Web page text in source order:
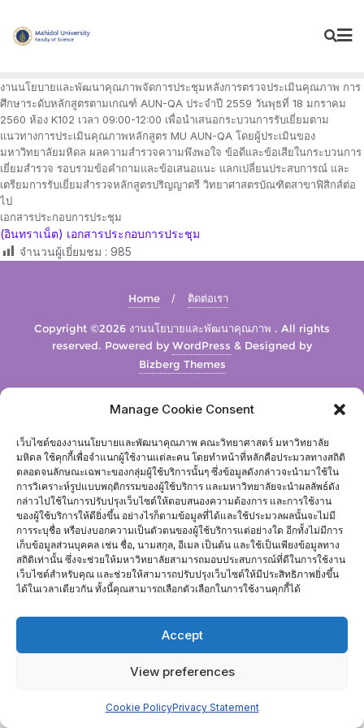
Manage Cookie Consent
เว็บไซต์ของงานนโยบายและพัฒนาคุณภาพ คณะวิทยาศาสตร์ มหาวิทยาลัย
มหิดล ใช้คุกกี้เพื่อจำแนกผู้ใช้งานแต่ละคน โดยทำหน้าที่หลักคือประมวลทางสถิติ
ตลอดจนลักษณะเฉพาะของกลุ่มผู้ใช้บริการนั้นๆ ซึ่งข้อมูลดังกล่าวจะนำมาใช้ใน
การวิเคราะห์รูปแบบพฤติกรรมของผู้ใช้บริการ และมหาวิทยาลัยจะนำผลลัพธ์ดัง
กล่าวไปใช้ในการปรับปรุงเว็บไซต์ให้ตอบสนองความต้องการ และการใช้งาน
ของผู้ใช้บริการให้ดียิ่งขึ้น อย่างไรก็ตามข้อมูลที่ได้และใช้ประมวลผลนั้นจะไม่มี
การระบุชื่อ หรือบ่งบอกความเป็นตัวตนของผู้ใช้บริการแต่อย่างใด อีกทั้งไม่มีการ
เก็บข้อมูลส่วนบุคคล เช่น ชื่อ, นามสกุล, อีเมล เป็นต้น และใช้เป็นเพียงข้อมูลทาง
สถิติเท่านั้น ซึ่งจะช่วยให้มหาวิทยาลัยสามารถมอบประสบการณ์ที่ดีในการใช้งาน
เว็บไซต์สำหรับคุณ และช่วยให้สามารถปรับปรุงเว็บไซต์ให้มีประสิทธิภาพยิ่งขึ้น
ได้ในเวลาเดียวกัน ทั้งนี้คุณสามารถเลือกตัวเลือกในการใช้งานคุกกี้ได้
Accept
View preferences
Cookie PolicyPrivacy Statement
content
งานนโยบายและพัฒนาคุณภาพจัดการประชุมหลังการตรวจประเมินคุณภาพ การ
ศึกษาระดับหลักสูตรตามเกณฑ์ AUN-QA ประจำปี 2559 วันพุธที่ 18 มกราคม
2560 ห้อง K102 เวลา 09:00-12:00 เพื่อนำเสนอกระบวนการรับเยี่ยมตาม
แนวทางการประเมินคุณภาพหลักสูตร MU AUN-QA โดยผู้ประเมินของ
มหาวิทยาลัยมหิดล ผลความสำรวจความพึงพอใจ ข้อดีและข้อเสียในกระบวนการ
เยี่ยมสำรวจ รอบรวมข้อคำถามและข้อเสนอแนะ แลกเปลี่ยนประสบการณ์ และ
เตรียมการรับเยี่ยมสำรวจหลักสูตรปริญญาตรี วิทยาศาสตรบัณฑิตสาขาฟิสิกส์ต่อ
ไป
เอกสารประกอบการประชุม
(อินทราเน็ต) เอกสารประกอบการประชุม
จำนวนผู้เยี่ยมชม : 985
Home ติดต่อเรา
Copyright ©2026 งานนโยบายและพัฒนาคุณภาพ . All rights
reserved. Powered by WordPress & Designed by
Bizberg Themes